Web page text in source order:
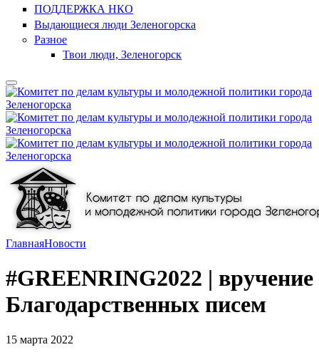
ПОДДЕРЖКА НКО
Выдающиеся люди Зеленогорска
Разное
Твои люди, Зеленогорск
ГлавнаяНовости
#GREENRING2022 | вручение
Благодарственных писем
15 марта 2022